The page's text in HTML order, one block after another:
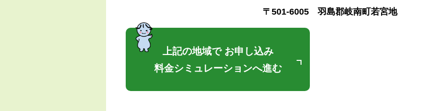
〒501-6005 羽島郡岐南町若宮地
上記の地域で お申し込み
料金シミュレーションへ進む